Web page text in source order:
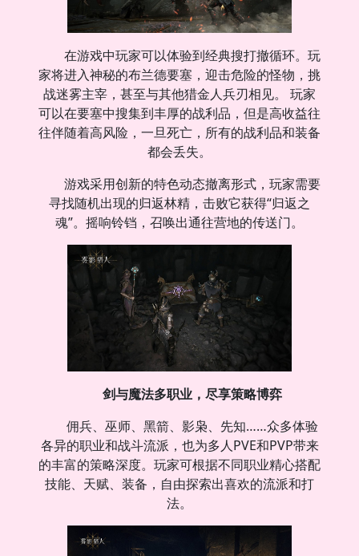
在游戏中玩家可以体验到经典搜打撤循环。玩
家将进入神秘的布兰德要塞，迎击危险的怪物，挑
战迷雾主宰，甚至与其他猎金人兵刃相见。 玩家
可以在要塞中搜集到丰厚的战利品，但是高收益往
往伴随着高风险，一旦死亡，所有的战利品和装备
都会丢失。
游戏采用创新的特色动态撤离形式，玩家需要
寻找随机出现的归返林精，击败它获得“归返之
魂”。摇响铃铛，召唤出通往营地的传送门。
剑与魔法多职业，尽享策略博弈
佣兵、巫师、黑箭、影枭、先知……众多体验
各异的职业和战斗流派，也为多人PVE和PVP带来
的丰富的策略深度。玩家可根据不同职业精心搭配
技能、天赋、装备，自由探索出喜欢的流派和打
法。